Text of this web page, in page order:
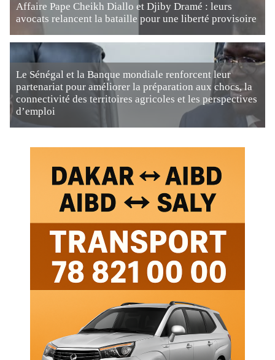
Affaire Pape Cheikh Diallo et Djiby Dramé : leurs
avocats relancent la bataille pour une liberté provisoire
Le Sénégal et la Banque mondiale renforcent leur
partenariat pour améliorer la préparation aux chocs, la
connectivité des territoires agricoles et les perspectives
d’emploi